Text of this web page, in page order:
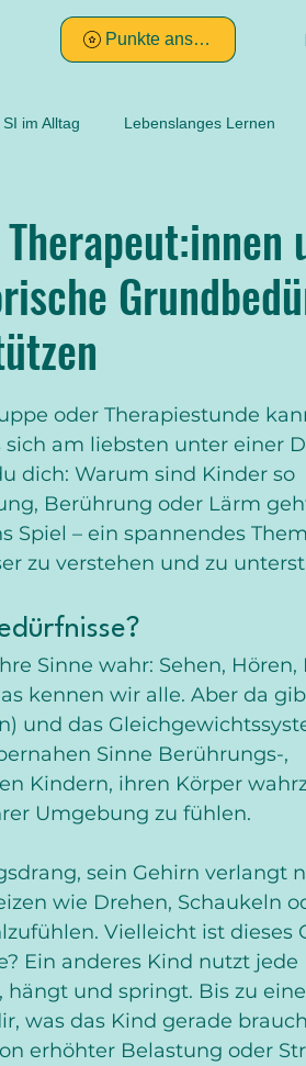
Punkte ansehen
SI im Alltag Lebenslanges Lernen
Messung subjektiv ojektiv
Körperschema Die Sinne
oder Therapiestunde
am liebsten unter einer
dich: Warum sind Kinder so
Berührung oder Lärm
Spiel – ein spannendes
zu verstehen und zu
Sinne wahr: Sehen,
kennen wir alle. Aber da
und das
Sinne Berührungs-,
Kindern, ihren Körper
Umgebung zu fühlen.
sein Gehirn verlangt
wie Drehen, Schaukeln
Vielleicht ist dieses
Ein anderes Kind nutzt
hängt und springt. Bis zu
was das Kind gerade
erhöhter Belastung oder